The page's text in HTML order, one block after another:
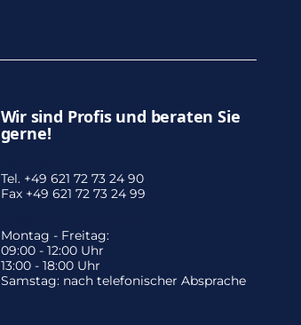
Wir sind Profis und beraten Sie
gerne!
Tel. +49 621 72 73 24 90
Fax +49 621 72 73 24 99
Montag - Freitag:
09:00 - 12:00 Uhr
13:00 - 18:00 Uhr
Samstag: nach telefonischer Absprache